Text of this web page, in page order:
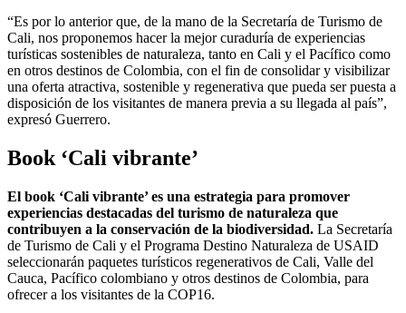
“Es por lo anterior que, de la mano de la Secretaría de Turismo de
Cali, nos proponemos hacer la mejor curaduría de experiencias
turísticas sostenibles de naturaleza, tanto en Cali y el Pacífico como
en otros destinos de Colombia, con el fin de consolidar y visibilizar
una oferta atractiva, sostenible y regenerativa que pueda ser puesta a
disposición de los visitantes de manera previa a su llegada al país”,
expresó Guerrero.
Book ‘Cali vibrante’
El book ‘Cali vibrante’ es una estrategia para promover
experiencias destacadas del turismo de naturaleza que
contribuyen a la conservación de la biodiversidad. La Secretaría
de Turismo de Cali y el Programa Destino Naturaleza de USAID
seleccionarán paquetes turísticos regenerativos de Cali, Valle del
Cauca, Pacífico colombiano y otros destinos de Colombia, para
ofrecer a los visitantes de la COP16.